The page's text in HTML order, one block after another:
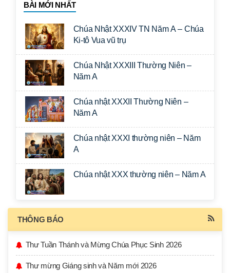
BÀI MỚI NHẤT
Chúa Nhật XXXIV TN Năm A – Chúa
Ki-tô Vua vũ trụ
Chúa Nhật XXXIII Thường Niên –
Năm A
Chúa nhật XXXII Thường Niên –
Năm A
Chúa nhật XXXI thường niên – Năm
A
Chúa nhật XXX thường niên – Năm A
THÔNG BÁO
Thư Tuần Thánh và Mừng Chúa Phục Sinh 2026
Thư mừng Giáng sinh và Năm mới 2026